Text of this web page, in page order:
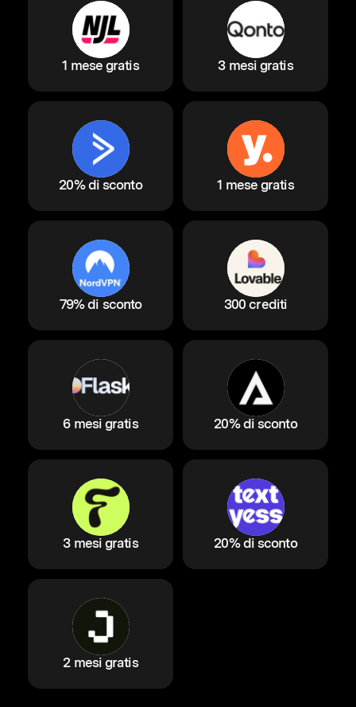
1 mese gratis 3 mesi gratis
20% di sconto 1 mese gratis
79% di sconto 300 crediti
6 mesi gratis 20% di sconto
3 mesi gratis 20% di sconto
2 mesi gratis